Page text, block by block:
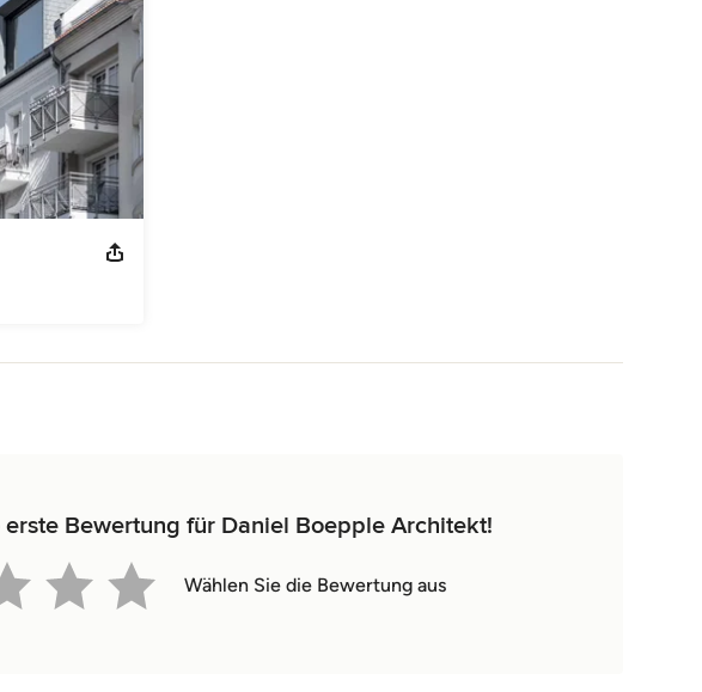
Bewertung für Daniel Boepple Architekt!
Wählen Sie die Bewertung aus